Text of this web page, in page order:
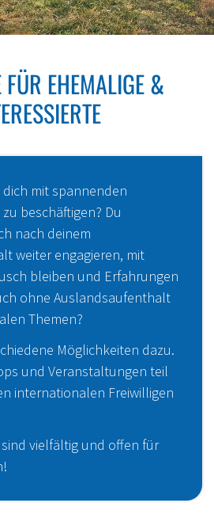
FÜR EHEMALIGE &
mit spannenden
beschäftigen? Du
nach deinem
weiter engagieren, mit
bleiben und Erfahrungen
ohne Auslandsaufenthalt
Themen?
Möglichkeiten dazu.
und Veranstaltungen teil
internationalen Freiwilligen
vielfältig und offen für